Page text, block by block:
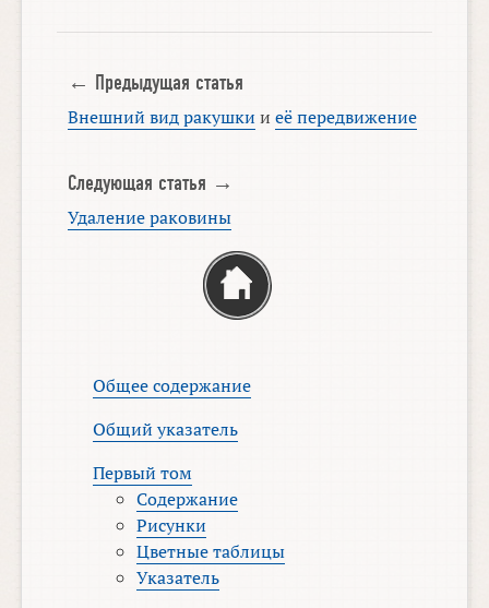
← Предыдущая статья
Внешний вид ракушки и её передвижение
Следующая статья →
Удаление раковины
Общее содержание
Общий указатель
Первый том
Содержание
Рисунки
Цветные таблицы
Указатель